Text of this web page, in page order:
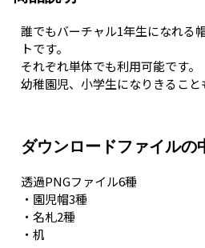
誰でもバーチャル1年生になれる
トです。
それぞれ単体でも利用可能です。
幼稚園児、小学生になりきること
ダウンロードファイルの
透過PNGファイル6種
・園児帽3種
・名札2種
・机